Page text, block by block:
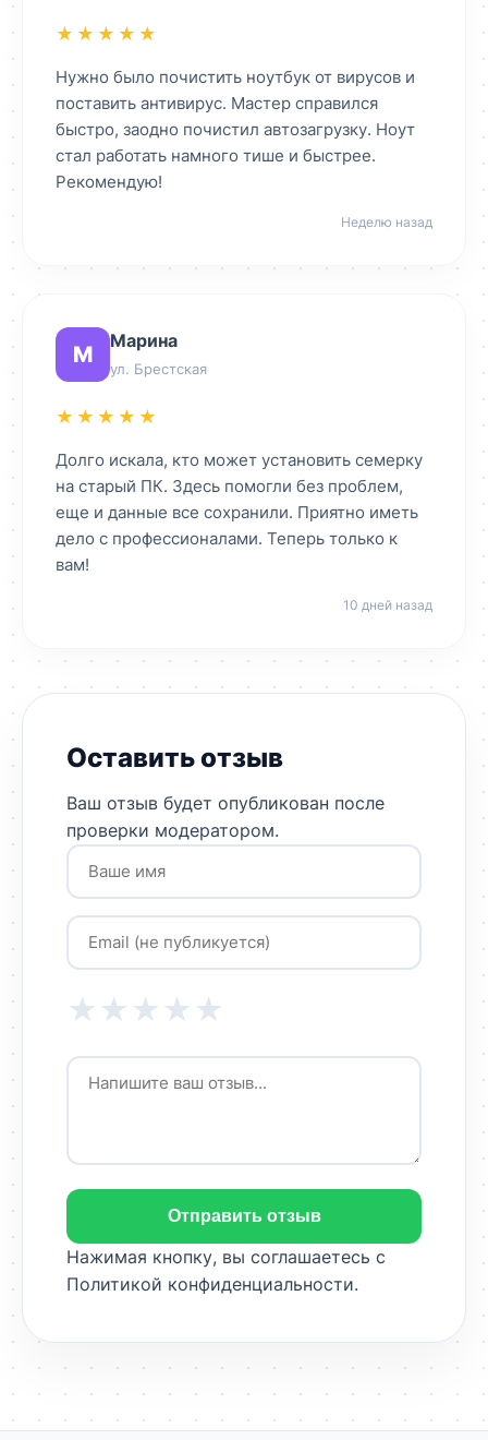
★★★★★
Нужно было почистить ноутбук от вирусов и
поставить антивирус. Мастер справился
быстро, заодно почистил автозагрузку. Ноут
стал работать намного тише и быстрее.
Рекомендую!
Неделю назад
М
Марина
ул. Брестская
★★★★★
Долго искала, кто может установить семерку
на старый ПК. Здесь помогли без проблем,
еще и данные все сохранили. Приятно иметь
дело с профессионалами. Теперь только к
вам!
10 дней назад
Оставить отзыв
Ваш отзыв будет опубликован после
проверки модератором.
★
★
★
★
★
Отправить отзыв
Нажимая кнопку, вы соглашаетесь с
Политикой конфиденциальности.